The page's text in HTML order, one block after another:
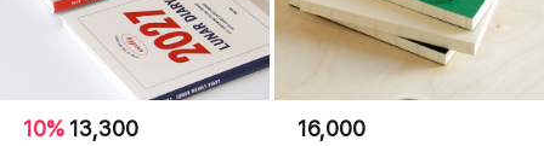
10% 13,300 16,000